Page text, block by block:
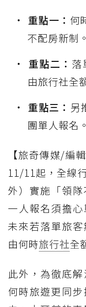
重點一： 何
不配房新制。
重點二： 落
由旅行社全
重點三： 另
團單人報名。
【旅奇傳媒/編
11/11起，全線
外）實施「領
一人報名須擔
未來若落單旅
由何時旅行社全
此外，為徹底
何時旅遊更同